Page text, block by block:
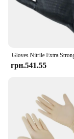
грн.541.55